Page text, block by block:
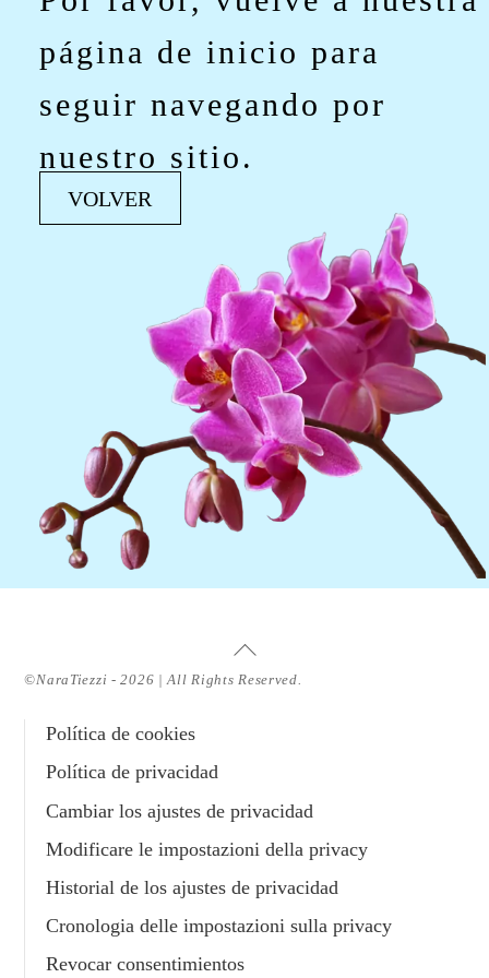
página de inicio para
seguir navegando por
nuestro sitio.
VOLVER
Volver
arriba
©NaraTiezzi - 2026 | All Rights Reserved.
Política de cookies
Política de privacidad
Cambiar los ajustes de privacidad
Modificare le impostazioni della privacy
Historial de los ajustes de privacidad
Cronologia delle impostazioni sulla privacy
Revocar consentimientos